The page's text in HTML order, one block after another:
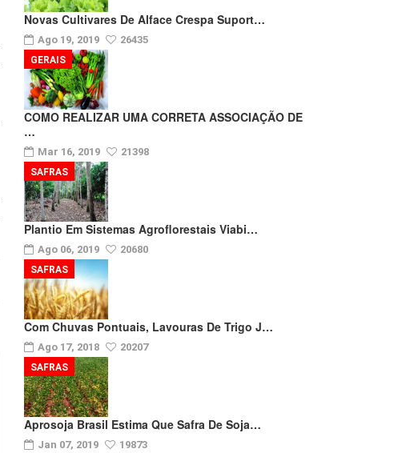
Novas Cultivares De Alface Crespa Suport…
Ago 19, 2019 26435
COMO REALIZAR UMA CORRETA ASSOCIAÇÃO DE
…
Mar 16, 2019 21398
GERAIS
Plantio Em Sistemas Agroflorestais Viabi…
Ago 06, 2019 20680
SAFRAS
Com Chuvas Pontuais, Lavouras De Trigo J…
Ago 17, 2018 20207
SAFRAS
Aprosoja Brasil Estima Que Safra De Soja…
Jan 07, 2019 19873
SAFRAS